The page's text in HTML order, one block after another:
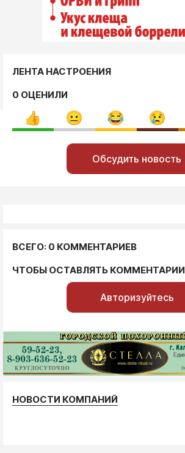
ЛЕНТА НАСТРОЕНИЯ
0 ОЦЕНИЛИ
Обсудить новость
ВСЕГО: 0 КОММЕНТАРИЕВ
ЧТОБЫ ОСТАВЛЯТЬ КОММЕНТАРИИ
Авторизуйтесь
НОВОСТИ КОМПАНИЙ